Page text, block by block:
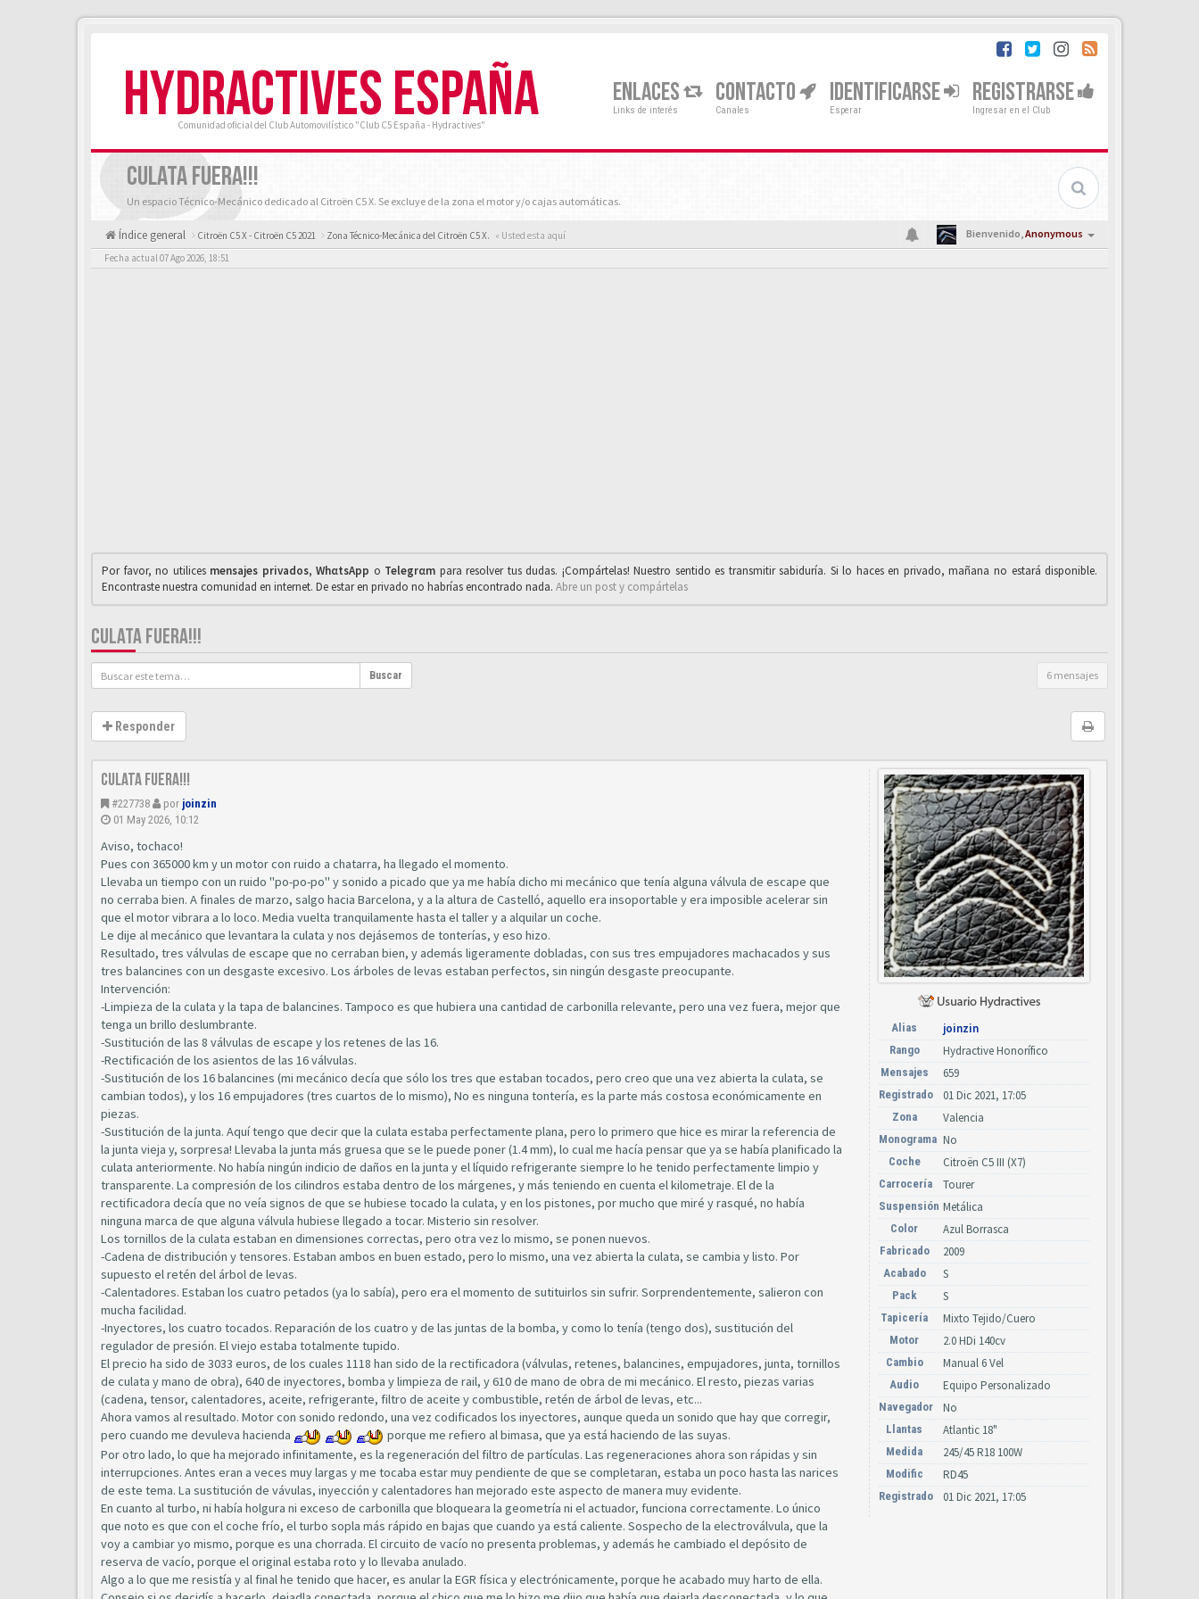
HYDRACTIVES ESPAÑA
Comunidad oficial del Club Automovilístico "Club C5 España - Hydractives"
ENLACES
Links de interés
CONTACTO
Canales
IDENTIFICARSE
Esperar
REGISTRARSE
Ingresar en el Club
CULATA FUERA!!!
Un espacio Técnico-Mecánico dedicado al Citroën C5 X. Se excluye de la zona el motor y/o cajas automáticas.
Índice general Citroën C5 X - Citroën C5 2021 Zona Técnico-Mecánica del Citroën C5 X. « Usted esta aquí Bienvenido,Anonymous
Fecha actual 07 Ago 2026, 18:51
Por favor, no utilices mensajes privados,WhαtsApp o Telegrαm para resolver tus dudas. ¡Compártelas! Nuestro sentido es transmitir sabiduría. Si lo haces en privado, mañana no estará disponible.
Encontraste nuestra comunidad en internet. De estar en privado no habrías encontrado nada. Abre un post y compártelas
CULATA FUERA!!!
Buscar 6 mensajes
Responder
Culata fuera!!!
#227738 por joinzin
01 May 2026, 10:12
Aviso, tochaco!
Pues con 365000 km y un motor con ruido a chatarra, ha llegado el momento.
Llevaba un tiempo con un ruido "po-po-po" y sonido a picado que ya me había dicho mi mecánico que tenía alguna válvula de escape que
no cerraba bien. A finales de marzo, salgo hacia Barcelona, y a la altura de Castelló, aquello era insoportable y era imposible acelerar sin
que el motor vibrara a lo loco. Media vuelta tranquilamente hasta el taller y a alquilar un coche.
Le dije al mecánico que levantara la culata y nos dejásemos de tonterías, y eso hizo.
Resultado, tres válvulas de escape que no cerraban bien, y además ligeramente dobladas, con sus tres empujadores machacados y sus
tres balancines con un desgaste excesivo. Los árboles de levas estaban perfectos, sin ningún desgaste preocupante.
Intervención:
-Limpieza de la culata y la tapa de balancines. Tampoco es que hubiera una cantidad de carbonilla relevante, pero una vez fuera, mejor que
tenga un brillo deslumbrante.
-Sustitución de las 8 válvulas de escape y los retenes de las 16.
-Rectificación de los asientos de las 16 válvulas.
-Sustitución de los 16 balancines (mi mecánico decía que sólo los tres que estaban tocados, pero creo que una vez abierta la culata, se
cambian todos), y los 16 empujadores (tres cuartos de lo mismo), No es ninguna tontería, es la parte más costosa económicamente en
piezas.
-Sustitución de la junta. Aquí tengo que decir que la culata estaba perfectamente plana, pero lo primero que hice es mirar la referencia de
la junta vieja y, sorpresa! Llevaba la junta más gruesa que se le puede poner (1.4 mm), lo cual me hacía pensar que ya se había planificado la
culata anteriormente. No había ningún indicio de daños en la junta y el líquido refrigerante siempre lo he tenido perfectamente limpio y
transparente. La compresión de los cilindros estaba dentro de los márgenes, y más teniendo en cuenta el kilometraje. El de la
rectificadora decía que no veía signos de que se hubiese tocado la culata, y en los pistones, por mucho que miré y rasqué, no había
ninguna marca de que alguna válvula hubiese llegado a tocar. Misterio sin resolver.
Los tornillos de la culata estaban en dimensiones correctas, pero otra vez lo mismo, se ponen nuevos.
-Cadena de distribución y tensores. Estaban ambos en buen estado, pero lo mismo, una vez abierta la culata, se cambia y listo. Por
supuesto el retén del árbol de levas.
-Calentadores. Estaban los cuatro petados (ya lo sabía), pero era el momento de sutituirlos sin sufrir. Sorprendentemente, salieron con
mucha facilidad.
-Inyectores, los cuatro tocados. Reparación de los cuatro y de las juntas de la bomba, y como lo tenía (tengo dos), sustitución del
regulador de presión. El viejo estaba totalmente tupido.
El precio ha sido de 3033 euros, de los cuales 1118 han sido de la rectificadora (válvulas, retenes, balancines, empujadores, junta, tornillos
de culata y mano de obra), 640 de inyectores, bomba y limpieza de rail, y 610 de mano de obra de mi mecánico. El resto, piezas varias
(cadena, tensor, calentadores, aceite, refrigerante, filtro de aceite y combustible, retén de árbol de levas, etc...
Ahora vamos al resultado. Motor con sonido redondo, una vez codificados los inyectores, aunque queda un sonido que hay que corregir,
pero cuando me devuleva hacienda
porque me refiero al bimasa, que ya está haciendo de las suyas.
Por otro lado, lo que ha mejorado infinitamente, es la regeneración del filtro de partículas. Las regeneraciones ahora son rápidas y sin
interrupciones. Antes eran a veces muy largas y me tocaba estar muy pendiente de que se completaran, estaba un poco hasta las narices
de este tema. La sustitución de vávulas, inyección y calentadores han mejorado este aspecto de manera muy evidente.
En cuanto al turbo, ni había holgura ni exceso de carbonilla que bloqueara la geometría ni el actuador, funciona correctamente. Lo único
que noto es que con el coche frío, el turbo sopla más rápido en bajas que cuando ya está caliente. Sospecho de la electroválvula, que la
voy a cambiar yo mismo, porque es una chorrada. El circuito de vacío no presenta problemas, y además he cambiado el depósito de
reserva de vacío, porque el original estaba roto y lo llevaba anulado.
Algo a lo que me resistía y al final he tenido que hacer, es anular la EGR física y electrónicamente, porque he acabado muy harto de ella.
Alias joinzin
Rango Hydractive Honorífico
Mensajes 659
Registrado 01 Dic 2021, 17:05
Zona Valencia
Monograma No
Coche Citroën C5 III (X7)
Carrocería Tourer
Suspensión Metálica
Color Azul Borrasca
Fabricado 2009
Acabado S
Pack S
Tapicería Mixto Tejido/Cuero
Motor 2.0 HDi 140cv
Cambio Manual 6 Vel
Audio Equipo Personalizado
Navegador No
Llantas Atlantic 18"
Medida 245/45 R18 100W
Modific RD45
Registrado 01 Dic 2021, 17:05